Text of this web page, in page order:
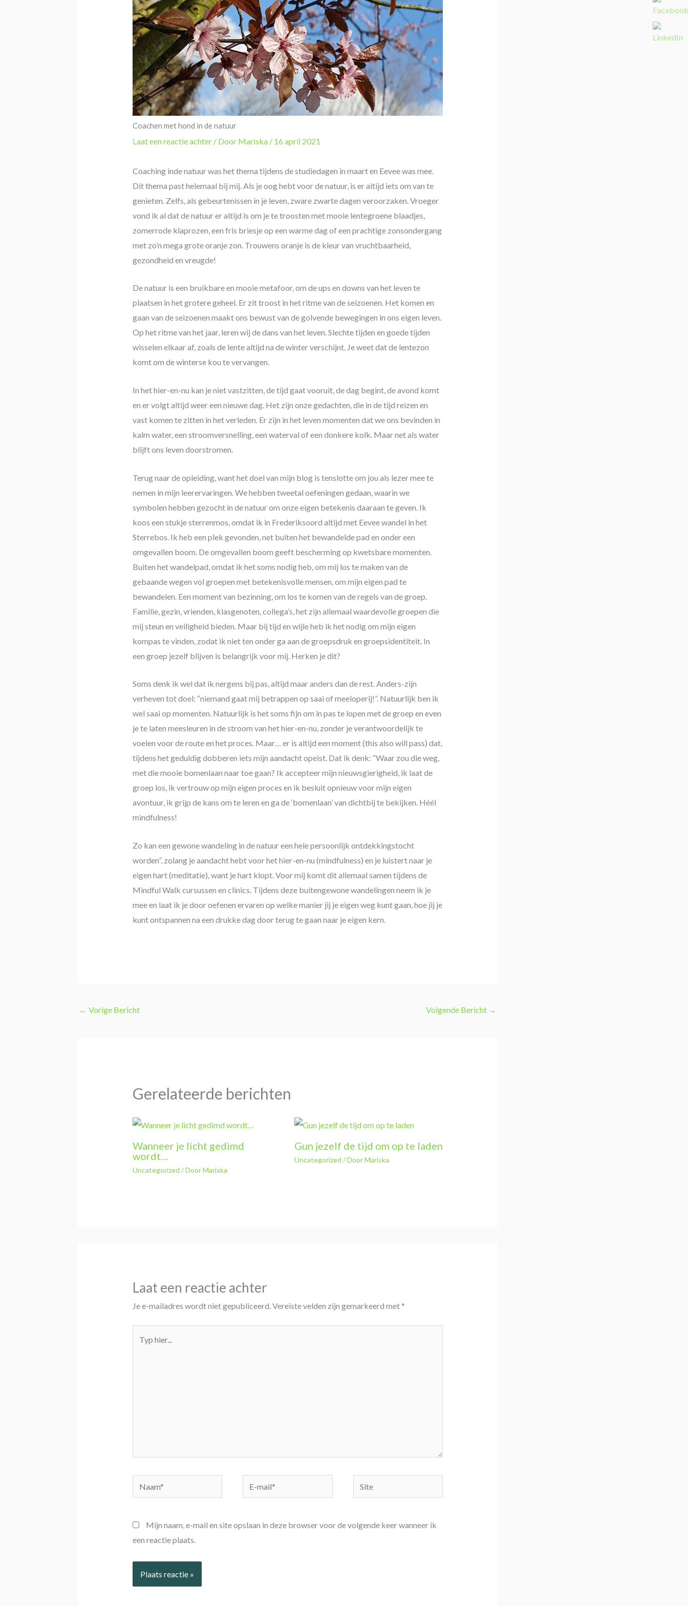
Coachen met hond in de natuur
Laat een reactie achter / Door Mariska / 16 april 2021
Coaching inde natuur was het thema tijdens de studiedagen in maart en Eevee was mee.
Dit thema past helemaal bij mij. Als je oog hebt voor de natuur, is er altijd iets om van te
genieten. Zelfs, als gebeurtenissen in je leven, zware zwarte dagen veroorzaken. Vroeger
vond ik al dat de natuur er altijd is om je te troosten met mooie lentegroene blaadjes,
zomerrode klaprozen, een fris briesje op een warme dag of een prachtige zonsondergang
met zo’n mega grote oranje zon. Trouwens oranje is de kleur van vruchtbaarheid,
gezondheid en vreugde!
De natuur is een bruikbare en mooie metafoor, om de ups en downs van het leven te
plaatsen in het grotere geheel. Er zit troost in het ritme van de seizoenen. Het komen en
gaan van de seizoenen maakt ons bewust van de golvende bewegingen in ons eigen leven.
Op het ritme van het jaar, leren wij de dans van het leven. Slechte tijden en goede tijden
wisselen elkaar af, zoals de lente altijd na de winter verschijnt. Je weet dat de lentezon
komt om de winterse kou te vervangen.
In het hier-en-nu kan je niet vastzitten, de tijd gaat vooruit, de dag begint, de avond komt
en er volgt altijd weer een nieuwe dag. Het zijn onze gedachten, die in de tijd reizen en
vast komen te zitten in het verleden. Er zijn in het leven momenten dat we ons bevinden in
kalm water, een stroomversnelling, een waterval of een donkere kolk. Maar net als water
blijft ons leven doorstromen.
Terug naar de opleiding, want het doel van mijn blog is tenslotte om jou als lezer mee te
nemen in mijn leerervaringen. We hebben tweetal oefeningen gedaan, waarin we
symbolen hebben gezocht in de natuur om onze eigen betekenis daaraan te geven. Ik
koos een stukje sterrenmos, omdat ik in Frederiksoord altijd met Eevee wandel in het
Sterrebos. Ik heb een plek gevonden, net buiten het bewandelde pad en onder een
omgevallen boom. De omgevallen boom geeft bescherming op kwetsbare momenten.
Buiten het wandelpad, omdat ik het soms nodig heb, om mij los te maken van de
gebaande wegen vol groepen met betekenisvolle mensen, om mijn eigen pad te
bewandelen. Een moment van bezinning, om los te komen van de regels van de groep.
Familie, gezin, vrienden, klasgenoten, collega’s, het zijn allemaal waardevolle groepen die
mij steun en veiligheid bieden. Maar bij tijd en wijle heb ik het nodig om mijn eigen
kompas te vinden, zodat ik niet ten onder ga aan de groepsdruk en groepsidentiteit. In
een groep jezelf blijven is belangrijk voor mij. Herken je dit?
Soms denk ik wel dat ik nergens bij pas, altijd maar anders dan de rest. Anders-zijn
verheven tot doel: “niemand gaat mij betrappen op saai of meeloperij!”. Natuurlijk ben ik
wel saai op momenten. Natuurlijk is het soms fijn om in pas te lopen met de groep en even
je te laten meesleuren in de stroom van het hier-en-nu, zonder je verantwoordelijk te
voelen voor de route en het proces. Maar… er is altijd een moment (this also will pass) dat,
tijdens het geduldig dobberen iets mijn aandacht opeist. Dat ik denk: “Waar zou die weg,
met die mooie bomenlaan naar toe gaan? Ik accepteer mijn nieuwsgierigheid, ik laat de
groep los, ik vertrouw op mijn eigen proces en ik besluit opnieuw voor mijn eigen
avontuur, ik grijp de kans om te leren en ga de ‘bomenlaan’ van dichtbij te bekijken. Héél
mindfulness!
Zo kan een gewone wandeling in de natuur een hele persoonlijk ontdekkingstocht
worden”, zolang je aandacht hebt voor het hier-en-nu (mindfulness) en je luistert naar je
eigen hart (meditatie), want je hart klopt. Voor mij komt dit allemaal samen tijdens de
Mindful Walk cursussen en clinics. Tijdens deze buitengewone wandelingen neem ik je
mee en laat ik je door oefenen ervaren op welke manier jij je eigen weg kunt gaan, hoe jij je
kunt ontspannen na een drukke dag door terug te gaan naar je eigen kern.
← Vorige Bericht Volgende Bericht →
Gerelateerde berichten
Wanneer je licht gedimd
wordt…
Uncategorized / DoorMariska
Gun jezelf de tijd om op te laden
Uncategorized / DoorMariska
Laat een reactie achter
Je e-mailadres wordt niet gepubliceerd.Vereiste velden zijn gemarkeerd met *
hier...
Naam*
E-
mail*
Site
Mijn naam, e-mail en site opslaan in deze browser voor de volgende keer wanneer ik
een reactie plaats.